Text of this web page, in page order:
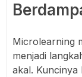
Microlearning
menjadi
akal. Kuncinya